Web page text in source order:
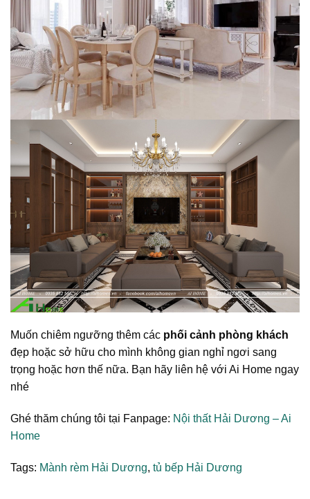
Muốn chiêm ngưỡng thêm các phối cảnh phòng khách
đẹp hoặc sở hữu cho mình không gian nghỉ ngơi sang
trọng hoặc hơn thế nữa. Bạn hãy liên hệ với Ai Home ngay
nhé
Ghé thăm chúng tôi tại Fanpage: Nội thất Hải Dương – Ai
Home
Tags: Mành rèm Hải Dương tủ bếp Hải Dương